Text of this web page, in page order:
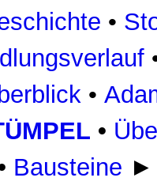
•
•
•
Bausteine ►